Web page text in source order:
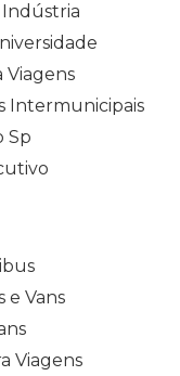
Viagens
Intermunicipais
Sp
Vans
Viagens